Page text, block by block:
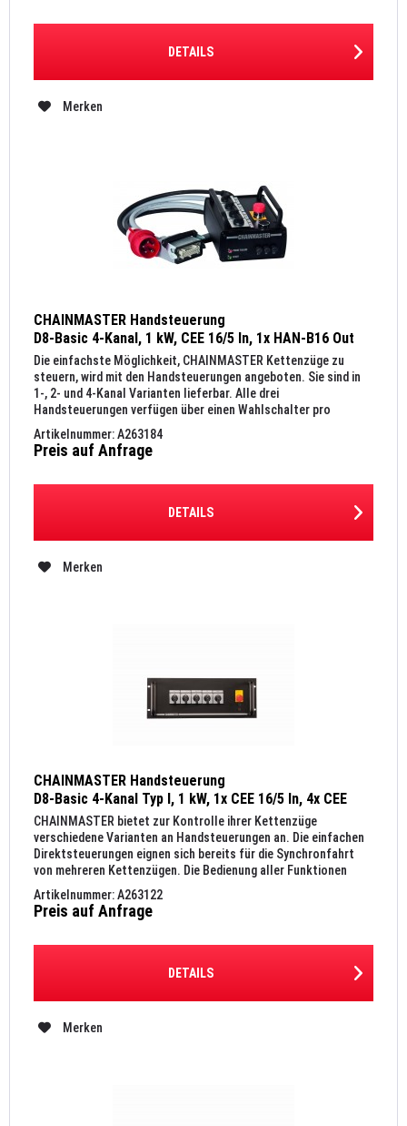
DETAILS
Merken
CHAINMASTER Handsteuerung
D8-Basic 4-Kanal, 1 kW, CEE 16/5 In, 1x HAN-B16 Out
Die einfachste Möglichkeit, CHAINMASTER Kettenzüge zu
steuern, wird mit den Handsteuerungen angeboten. Sie sind in
1-, 2- und 4-Kanal Varianten lieferbar. Alle drei
Handsteuerungen verfügen über einen Wahlschalter pro
Kettenzug, einen...
Artikelnummer: A263184
Preis auf Anfrage
DETAILS
Merken
CHAINMASTER Handsteuerung
D8-Basic 4-Kanal Typ I, 1 kW, 1x CEE 16/5 In, 4x CEE
16/4, Out, 19", 4 HE
CHAINMASTER bietet zur Kontrolle ihrer Kettenzüge
verschiedene Varianten an Handsteuerungen an. Die einfachen
Direktsteuerungen eignen sich bereits für die Synchronfahrt
von mehreren Kettenzügen. Die Bedienung aller Funktionen
erfolgt...
Artikelnummer: A263122
Preis auf Anfrage
DETAILS
Merken